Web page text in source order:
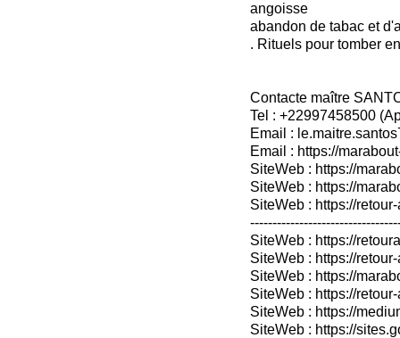
angoisse
abandon de tabac et
. Rituels pour tomber
Contacte maître
Tel : +22997458500
Email :
Email : https://
SiteWeb : https://
SiteWeb : https://
SiteWeb : https://
SiteWeb : https://
SiteWeb : https://
SiteWeb : https://
SiteWeb : https://
SiteWeb : https://
SiteWeb : https://